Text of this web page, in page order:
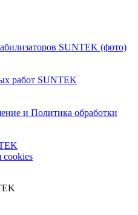
SUNTEK (фото)
работ SUNTEK
и Политика обработки
cookies